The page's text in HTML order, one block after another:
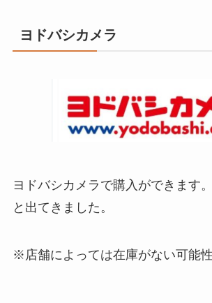
ヨドバシカメラ
ヨドバシカメラで購入ができます。
と出てきました。
※店舗によっては在庫がない可能性